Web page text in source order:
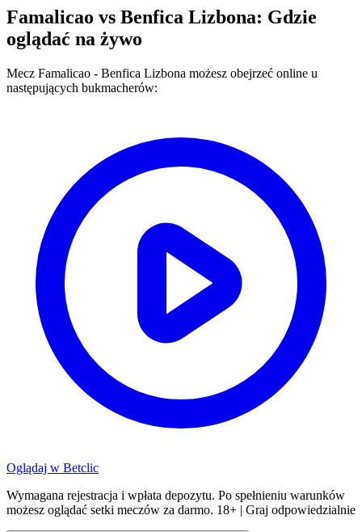
Famalicao vs Benfica Lizbona: Gdzie
oglądać na żywo
Mecz Famalicao - Benfica Lizbona możesz obejrzeć online u
następujących bukmacherów:
Oglądaj w Betclic
Wymagana rejestracja i wpłata depozytu. Po spełnieniu warunków
możesz oglądać setki meczów za darmo. 18+ | Graj odpowiedzialnie